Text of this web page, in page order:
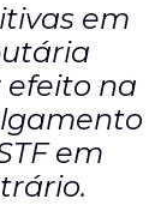
em
efeito na
em